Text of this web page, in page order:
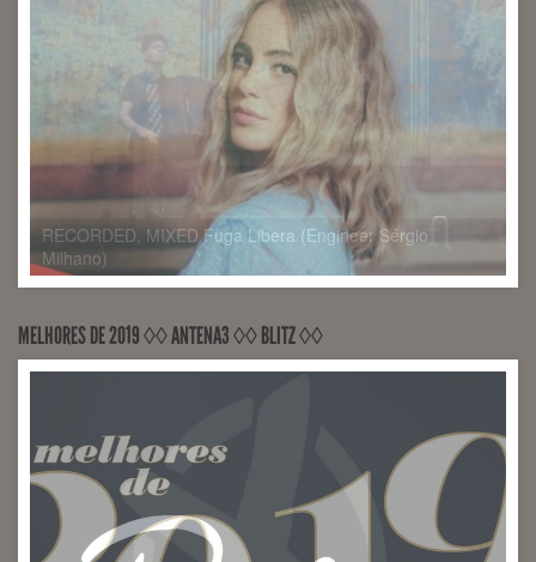
MELHORES DE 2019 ◊◊ ANTENA3 ◊◊ BLITZ ◊◊